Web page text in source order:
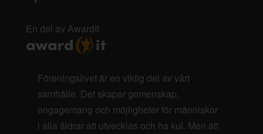
En del av AwardIt
Föreningslivet är en viktig del av vårt
samhälle. Det skapar gemenskap,
engagemang och möjligheter för människor
i alla åldrar att utvecklas och ha kul. Men att